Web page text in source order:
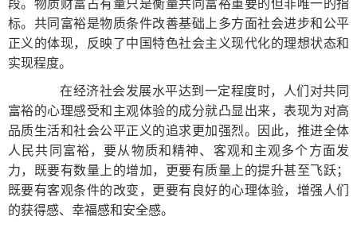
段。物质财富占有量只是衡量共同富裕重要的但非唯一的指
标。共同富裕是物质条件改善基础上多方面社会进步和公平
正义的体现，反映了中国特色社会主义现代化的理想状态和
实现程度。
在经济社会发展水平达到一定程度时，人们对共同
富裕的心理感受和主观体验的成分就凸显出来，表现为对高
品质生活和社会公平正义的追求更加强烈。因此，推进全体
人民共同富裕，要从物质和精神、客观和主观多个方面发
力，既要有数量上的增加，更要有质量上的提升甚至飞跃；
既要有客观条件的改变，更要有良好的心理体验，增强人们
的获得感、幸福感和安全感。